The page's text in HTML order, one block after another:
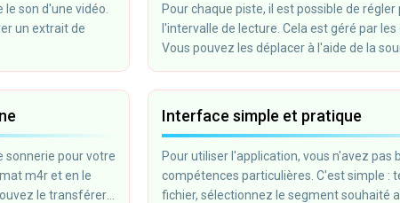
son d'une vidéo.
un extrait de
Pour chaque piste, il est possible de
l'intervalle de lecture. Cela est géré par les
Vous pouvez les déplacer à l'aide de la
sonnerie pour votre
m4r et en le
le transférer
Interface simple et pratique
Pour utiliser l'application, vous n'avez pas
compétences particulières. C'est simple :
fichier, sélectionnez le segment souhaité